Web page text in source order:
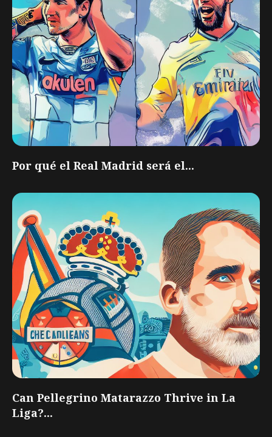
Por qué el Real Madrid será el...
Can Pellegrino Matarazzo Thrive in La
Liga?...